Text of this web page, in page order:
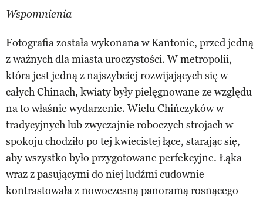
Wspomnienia
Fotografia została wykonana w Kantonie, przed jedną
z ważnych dla miasta uroczystości. W metropolii,
która jest jedną z najszybciej rozwijających się w
całych Chinach, kwiaty były pielęgnowane ze względu
na to właśnie wydarzenie. Wielu Chińczyków w
tradycyjnych lub zwyczajnie roboczych strojach w
spokoju chodziło po tej kwiecistej łące, starając się,
aby wszystko było przygotowane perfekcyjne. Łąka
wraz z pasującymi do niej ludźmi cudownie
kontrastowała z nowoczesną panoramą rosnącego